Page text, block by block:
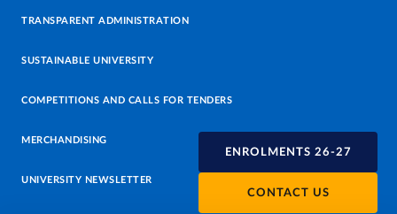
ENROLMENTS 26-27
CONTACT US
TRANSPARENT ADMINISTRATION
SUSTAINABLE UNIVERSITY
COMPETITIONS AND CALLS FOR TENDERS
MERCHANDISING
UNIVERSITY NEWSLETTER